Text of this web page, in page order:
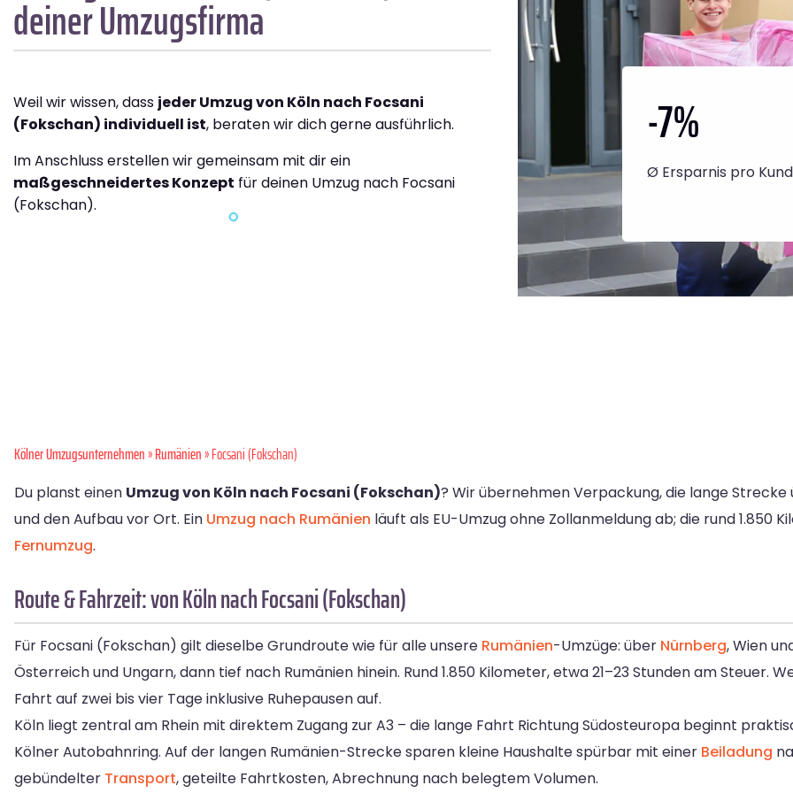
deiner Umzugsfirma
Weil wir wissen, dass jeder Umzug von Köln nach Focsani
(Fokschan) individuell ist, beraten wir dich gerne ausführlich.
Im Anschluss erstellen wir gemeinsam mit dir ein
maßgeschneidertes Konzept für deinen Umzug nach Focsani
(Fokschan).
-7%
Ø Ersparnis pro
Kölner Umzugsunternehmen»Rumänien» Focsani (Fokschan)
Du planst einen Umzug von Köln nach Focsani (Fokschan)? Wir übernehmen Verpackung, die lange
und den Aufbau vor Ort. Ein Umzug nach Rumänien läuft als EU-Umzug ohne Zollanmeldung ab; die rund 1.850
Fernumzug.
Route & Fahrzeit: von Köln nach Focsani (Fokschan)
Für Focsani (Fokschan) gilt dieselbe Grundroute wie für alle unsere Rumänien-Umzüge: über Nürnberg, Wien
Österreich und Ungarn, dann tief nach Rumänien hinein. Rund 1.850 Kilometer, etwa 21–23 Stunden am Steuer.
Fahrt auf zwei bis vier Tage inklusive Ruhepausen auf.
Köln liegt zentral am Rhein mit direktem Zugang zur A3 – die lange Fahrt Richtung Südosteuropa beginnt
Kölner Autobahnring. Auf der langen Rumänien-Strecke sparen kleine Haushalte spürbar mit einer Beiladung
gebündelter Transport, geteilte Fahrtkosten, Abrechnung nach belegtem Volumen.